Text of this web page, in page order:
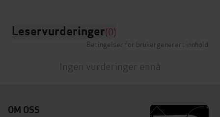
Leservurderinger(0)
Betingelser for brukergenerert innhold
Ingen vurderinger ennå
OM OSS